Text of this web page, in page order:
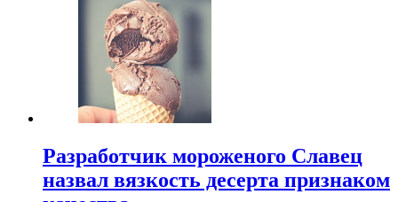
Разработчик мороженого Славец
назвал вязкость десерта признаком